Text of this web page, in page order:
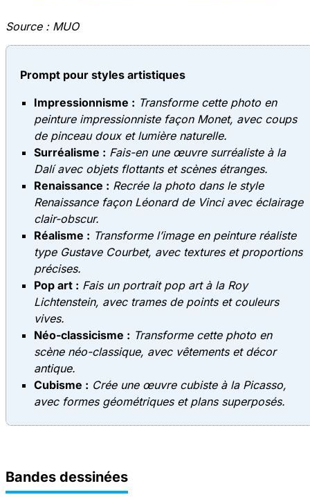
Source : MUO
Prompt pour styles artistiques
Impressionnisme : Transforme cette photo en
peinture impressionniste façon Monet, avec coups
de pinceau doux et lumière naturelle.
Surréalisme : Fais-en une œuvre surréaliste à la
Dalí avec objets flottants et scènes étranges.
Renaissance : Recrée la photo dans le style
Renaissance façon Léonard de Vinci avec éclairage
clair-obscur.
Réalisme : Transforme l’image en peinture réaliste
type Gustave Courbet, avec textures et proportions
précises.
Pop art : Fais un portrait pop art à la Roy
Lichtenstein, avec trames de points et couleurs
vives.
Néo-classicisme : Transforme cette photo en
scène néo-classique, avec vêtements et décor
antique.
Cubisme : Crée une œuvre cubiste à la Picasso,
avec formes géométriques et plans superposés.
Bandes dessinées